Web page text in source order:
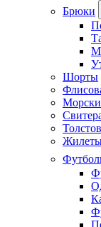
Брюки
Шорты